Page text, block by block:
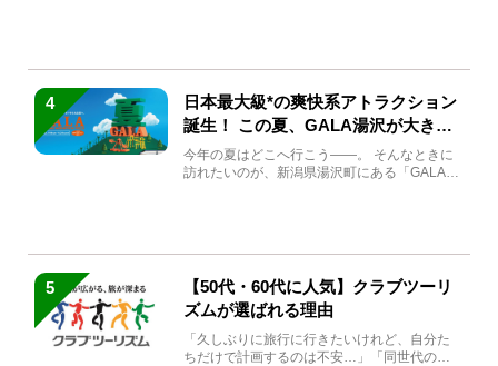
4
日本最大級*の爽快系アトラクション
誕生！ この夏、GALA湯沢が大きく
生まれ変わる
今年の夏はどこへ行こう――。 そんなときに
訪れたいのが、新潟県湯沢町にある「GALA湯
5
【50代・60代に人気】クラブツーリ
ズムが選ばれる理由
「久しぶりに旅行に行きたいけれど、自分た
ちだけで計画するのは不安…」「同世代の方